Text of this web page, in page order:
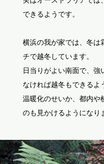
できるようです。
横浜の我が家では、冬は
チで越冬しています。
日当りがよい南面で、強
なければ越冬もできるよ
温暖化のせいか、都内や
のも見かけるようになり